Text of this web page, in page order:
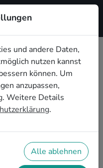
buchen in
Folk Hochzeitsband
Dann bist du hier
Hochzeitsbands in
Highlight werden
Live-Musik für
und andere Daten,
nutzen kannst
können. Um
anzupassen,
. Weitere Details
.
Alle ablehnen